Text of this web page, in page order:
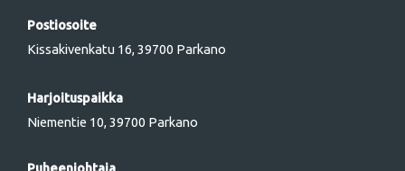
Postiosoite
Kissakivenkatu 16, 39700 Parkano
Harjoituspaikka
Niementie 10, 39700 Parkano